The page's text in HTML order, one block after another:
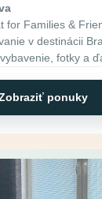
for Families &
v destinácii
fotky a
ponuky